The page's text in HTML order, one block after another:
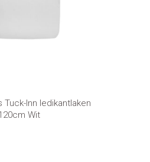
Tuck-Inn ledikantlaken
Wit